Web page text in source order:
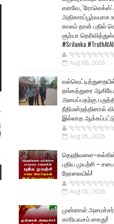
எனவே, 'ரோலெக்ஸ்'
அதிகாரப்பூர்வமாக
காலம் தான் பதில்
சூர்யா
#Srilanka
Aug 06, 2026
தங்கத்துரை
அமைப்பதற்கு
நீதிமன்றத்தினால்
இல்லாத
Aug 05, 2026
புதிய முயற்சி –
நேரலையில்!
Aug 05, 2026
முன்னாள் அமைச்சர்
காரியவசம் கைது!